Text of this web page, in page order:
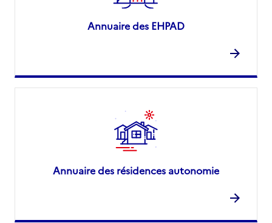
Annuaire des EHPAD
Annuaire des résidences autonomie